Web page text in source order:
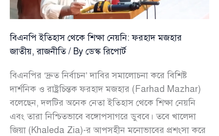
বিএনপি ইতিহাস থেকে শিক্ষা নেয়নি: ফরহাদ মজহার
জাতীয়,রাজনীতি/ By ডেস্ক রিপোর্ট
বিএনপির ‘দ্রুত নির্বাচন’ দাবির সমালোচনা করে বিশিষ্ট
দার্শনিক ও রাষ্ট্রচিন্তক ফরহাদ মজহার (Farhad Mazhar)
বলেছেন, দলটির অনেক নেতা ইতিহাস থেকে শিক্ষা নেয়নি
এবং তারা নিশ্চিতভাবে বঙ্গোপসাগরে ডুববে। তবে খালেদা
জিয়া (Khaleda Zia)-র আপসহীন মনোভাবের প্রশংসা করে